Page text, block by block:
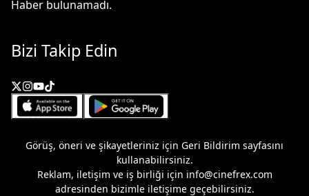
Haber bulunamadı.
Bizi Takip Edin
Görüş, öneri ve şikayetleriniz için Geri Bildirim sayfasını
kullanabilirsiniz.
Reklam, iletişim ve iş birliği için info@cinefrex.com
adresinden bizimle iletişime geçebilirsiniz.